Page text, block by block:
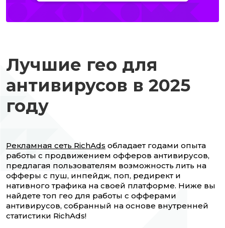
Лучшие гео для
антивирусов в 2025
году
Рекламная сеть RichAds обладает годами опыта
работы с продвижением офферов антивирусов,
предлагая пользователям возможность лить на
офферы с пуш, инпейдж, поп, редирект и
нативного трафика на своей платформе. Ниже вы
найдете топ гео для работы с офферами
антивирусов, собранный на основе внутренней
статистики RichAds!